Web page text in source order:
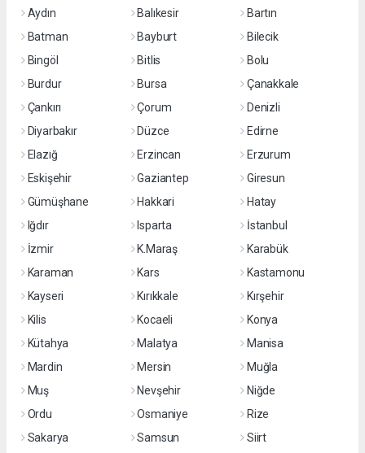
Aydın
Balıkesir
Bartın
Batman
Bayburt
Bilecik
Bingöl
Bitlis
Bolu
Burdur
Bursa
Çanakkale
Çankırı
Çorum
Denizli
Diyarbakır
Düzce
Edirne
Elazığ
Erzincan
Erzurum
Eskişehir
Gaziantep
Giresun
Gümüşhane
Hakkari
Hatay
Iğdır
Isparta
İstanbul
İzmir
K.Maraş
Karabük
Karaman
Kars
Kastamonu
Kayseri
Kırıkkale
Kırşehir
Kilis
Kocaeli
Konya
Kütahya
Malatya
Manisa
Mardin
Mersin
Muğla
Muş
Nevşehir
Niğde
Ordu
Osmaniye
Rize
Sakarya
Samsun
Siirt